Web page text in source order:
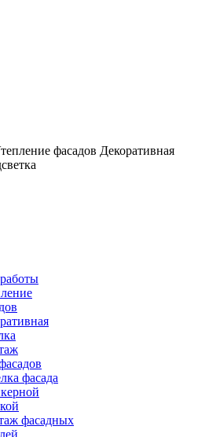
фасадов Декоративная
фасада
фасадных